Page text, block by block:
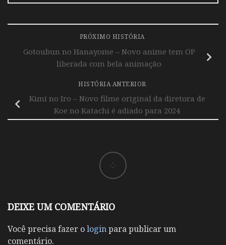
PRÓXIMO HISTÓRIA
Gotoubun no Hanayome – Novo anime tem OP
liberada com bela animação
HISTÓRIA ANTERIOR
Kimi no Iro – Novo filme original da diretora de
Koe no Katachi é adiado para 2024
DEIXE UM COMENTÁRIO
Você precisa fazer ologinpara publicar um
comentário.